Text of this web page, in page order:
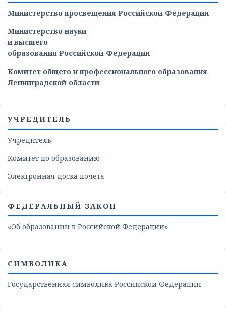
Министерство просвещения Российской Федерации
Министерство науки
и высшего
образования Российской Федерации
Комитет общего и профессионального образования
Ленинградской области
УЧРЕДИТЕЛЬ
Учредитель
Комитет по образованию
Электронная доска почета
ФЕДЕРАЛЬНЫЙ ЗАКОН
«Об образовании в Российской Федерации»
СИМВОЛИКА
Государственная символика Российской Федерации